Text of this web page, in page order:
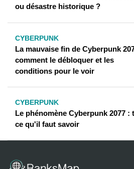
ou désastre historique ?
CYBERPUNK
La mauvaise fin de Cyberpunk
comment le débloquer et les
conditions pour le voir
CYBERPUNK
Le phénomène Cyberpunk 2077 :
ce qu'il faut savoir